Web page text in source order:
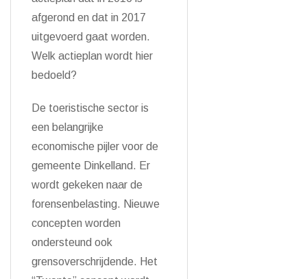
afgerond en dat in 2017
uitgevoerd gaat worden.
Welk actieplan wordt hier
bedoeld?
De toeristische sector is
een belangrijke
economische pijler voor de
gemeente Dinkelland. Er
wordt gekeken naar de
forensenbelasting. Nieuwe
concepten worden
ondersteund ook
grensoverschrijdende. Het